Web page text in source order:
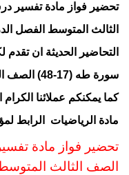
الثالث المتوسط الفصل
التحاضير الحديثة ان تقدم
سورة طه
كما يمكنكم عملائنا
مادة الرياضيات
الرابط
الصف الثالث